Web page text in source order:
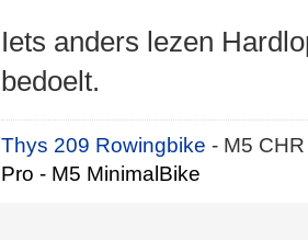
Iets anders lezen
bedoelt.
Thys 209 Rowingbike- M5
Pro - M5 MinimalBike